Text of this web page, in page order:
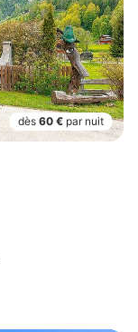
dès 60 € par nuit